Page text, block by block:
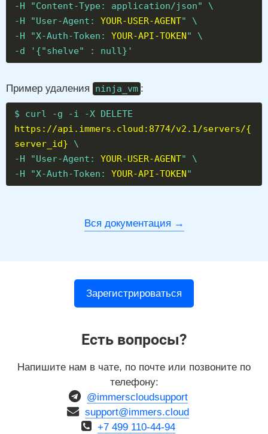
-H "Content-Type: application/json" \
-H "User-Agent: YOUR-USER-AGENT" \
-H "X-Auth-Token: YOUR-API-TOKEN" \
-d '{"shelve" : null}'
Пример удаления ninja_vm :
$ curl -g -i -X DELETE
https://api.immers.cloud:8774/v2.1/servers/{
server_id} \
-H "User-Agent: YOUR-USER-AGENT" \
-H "X-Auth-Token: YOUR-API-TOKEN"
Вся документация
Зарегистрироваться
Есть вопросы?
Напишите нам в чате, по почте или позвоните по
телефону:
@immerscloudsupport
support@immers.cloud
+7 499 110-44-94